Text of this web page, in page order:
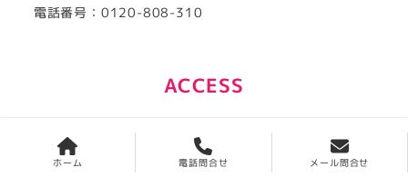
電話番号：0120-808-310
ACCESS
ホーム 電話問合せ メール問合せ